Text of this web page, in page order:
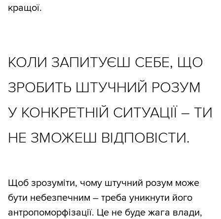
кращої.
КОЛИ ЗАПИТУЄШ СЕБЕ, ЩО
ЗРОБИТЬ ШТУЧНИЙ РОЗУМ
У КОНКРЕТНІЙ СИТУАЦІЇ – ТИ
НЕ ЗМОЖЕШ ВІДПОВІСТИ.
Щоб зрозуміти, чому штучний розум може
бути небезпечним – треба уникнути його
антропоморфізації. Це не буде жага влади,